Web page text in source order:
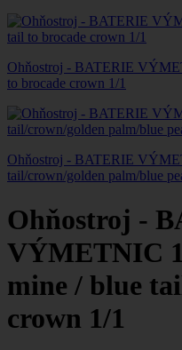
Ohňostroj - BATERIE
to brocade crown 1/1
Ohňostroj - BATERIE
tail/crown/golden palm/blue
Ohňostroj -
VÝMETNIC
mine / blue
crown 1/1